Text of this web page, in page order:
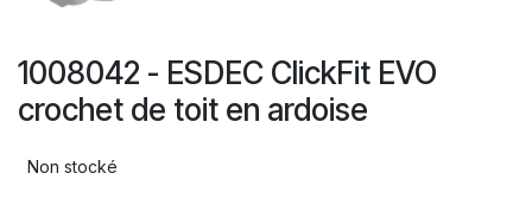
1008042 - ESDEC ClickFit EVO
crochet de toit en ardoise
Non stocké